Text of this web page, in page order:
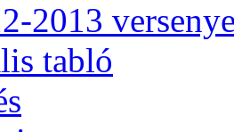
2013
tabló